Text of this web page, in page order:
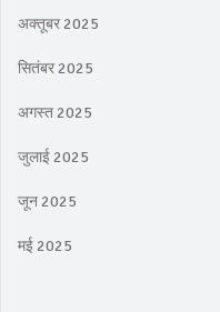
अक्तूबर 2025
सितंबर 2025
अगस्त 2025
जुलाई 2025
जून 2025
मई 2025